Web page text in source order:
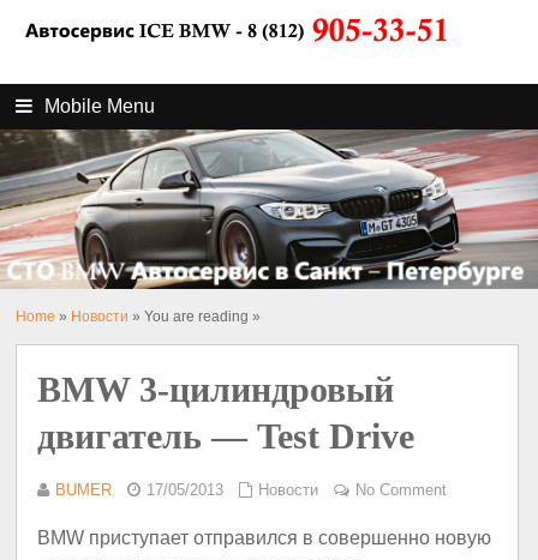
Mobile Menu
Home » Новости » You are reading »
BMW 3-цилиндровый
двигатель — Test Drive
BUMER 17/05/2013 Новости No Comment
BMW приступает отправился в совершенно новую